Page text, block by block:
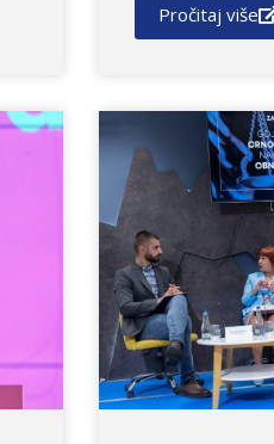
Pročitaj više